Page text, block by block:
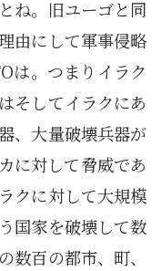
ね。旧ユーゴと同
由にして軍事侵略
は。つまりイラク
そしてイラクにあ
、大量破壊兵器が
に対して脅威であ
クに対して大規模
国家を破壊して数
数百の都市、町、